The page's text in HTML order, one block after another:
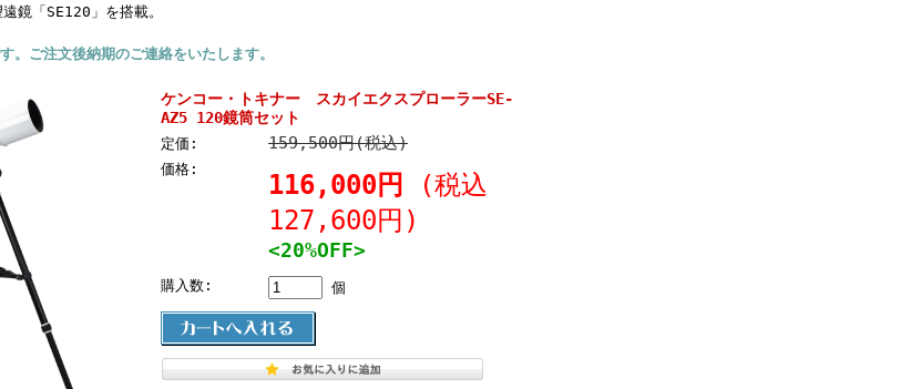
鏡「SE120」を搭載。
。ご注文後納期のご連絡をいたします。
ケンコー・トキナー スカイエクスプローラーSE-
AZ5 120鏡筒セット
定価: 159,500円(税込)
価格:
116,000円
(税込
127,600円)
<20%OFF>
購入数: 個